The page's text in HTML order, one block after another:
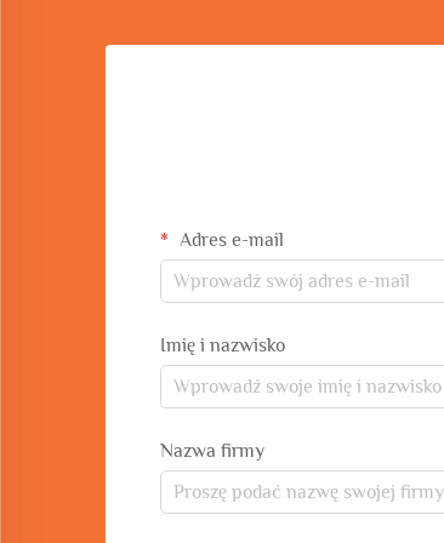
Adres e-mail
Imię i nazwisko
Nazwa firmy